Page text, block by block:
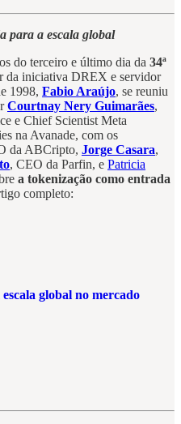
para a escala global
do terceiro e último dia da 34ª
da iniciativa DREX e servidor
1998, Fabio Araújo, se reuniu
Courtnay Nery Guimarães,
e Chief Scientist Meta
na Avanade, com os
da ABCripto, Jorge Casara,
, CEO da Parfin, e Patricia
a tokenização como entrada
completo:
global no mercado